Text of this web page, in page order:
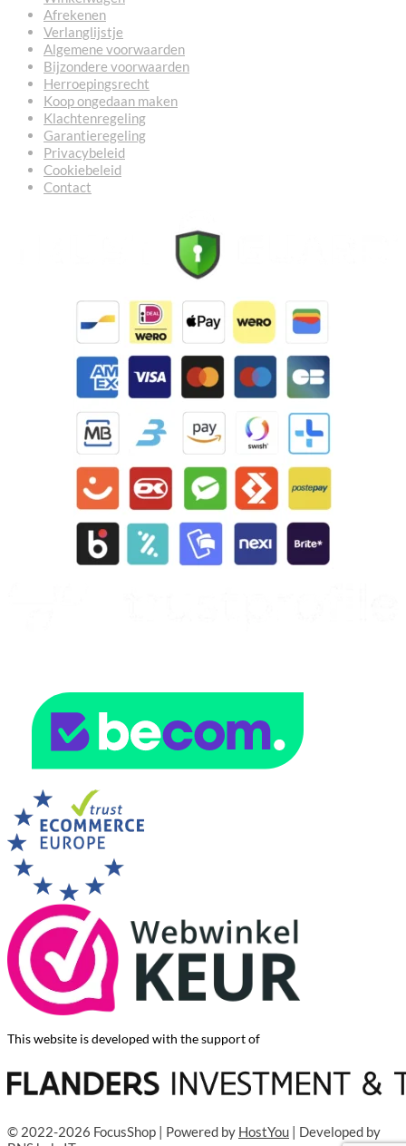
Afrekenen
Verlanglijstje
Algemene voorwaarden
Bijzondere voorwaarden
Herroepingsrecht
Koop ongedaan maken
Klachtenregeling
Garantieregeling
Privacybeleid
Cookiebeleid
Contact
This website is developed with the support of
© 2022-2026 FocusShop | Powered by HostYou | Developed by